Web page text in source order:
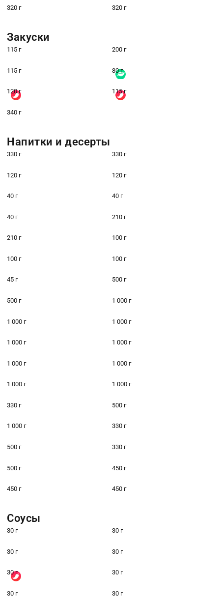
320 г 320 г
Закуски
115 г 200 г
115 г 80 г
120 г 115 г
340 г
Напитки и десерты
330 г 330 г
120 г 120 г
40 г 40 г
40 г 210 г
210 г 100 г
100 г 100 г
45 г 500 г
500 г 1 000 г
1 000 г 1 000 г
1 000 г 1 000 г
1 000 г 1 000 г
1 000 г 1 000 г
330 г 500 г
1 000 г 330 г
500 г 330 г
500 г 450 г
450 г 450 г
Соусы
30 г 30 г
30 г 30 г
30 г 30 г
30 г 30 г